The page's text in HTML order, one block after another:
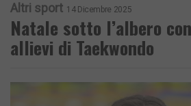
Altri sport 14 Dicembre 2025
Natale sotto l’albero
allievi di Taekwondo